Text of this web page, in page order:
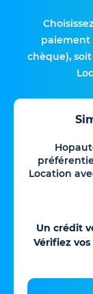
paiement
chèque),
Location
Un crédit
Vérifiez